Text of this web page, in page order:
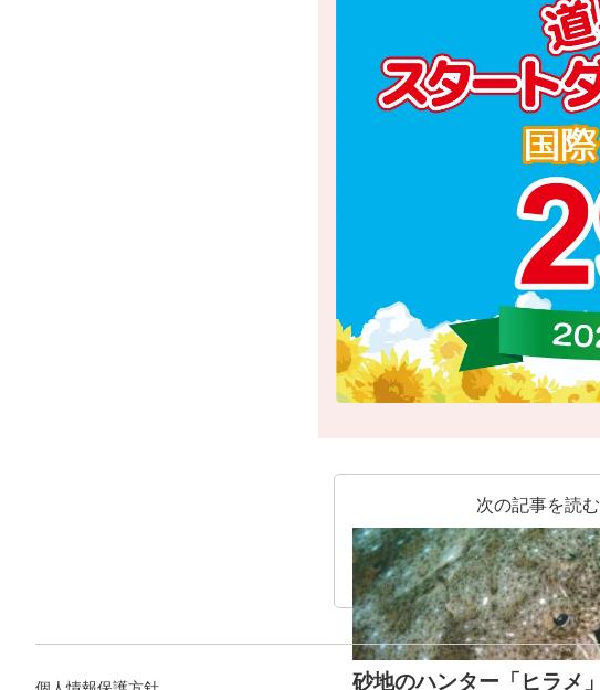
次の記事を読む
砂地のハンター「ヒラメ」